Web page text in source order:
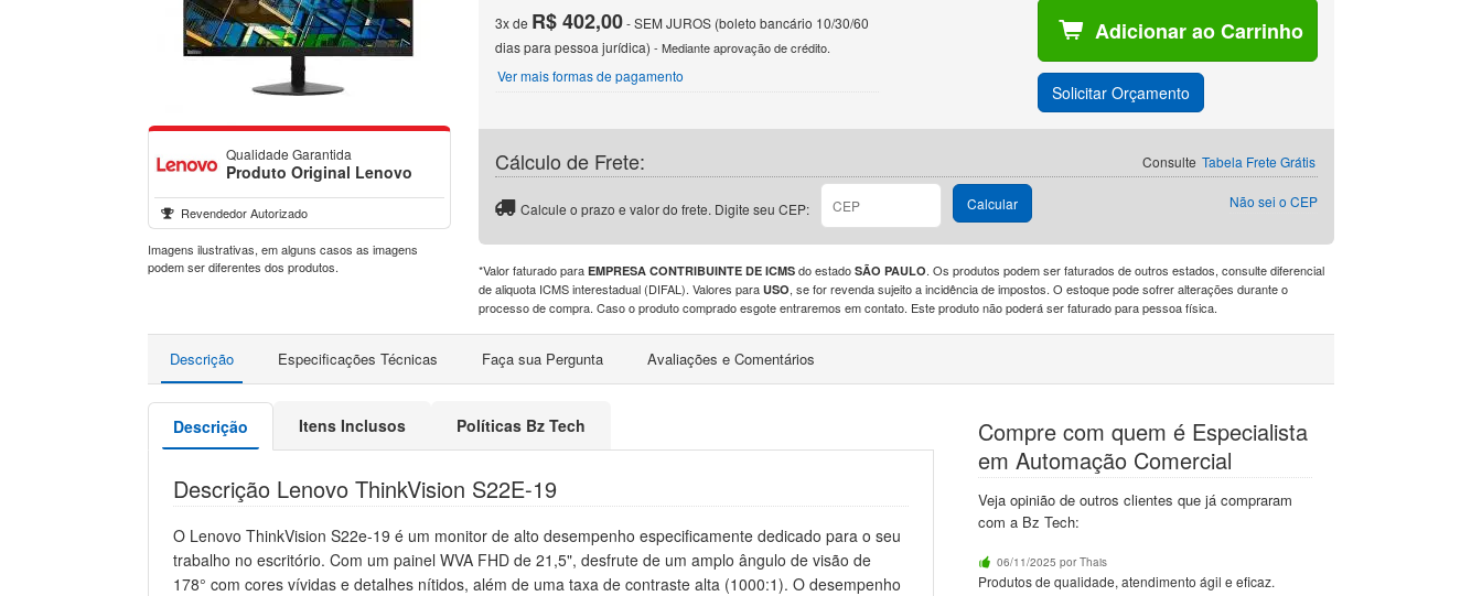
Qualidade Garantida
Produto Original Lenovo
Revendedor Autorizado
Imagens ilustrativas, em alguns casos as imagens
podem ser diferentes dos produtos.
3x de R$ 402,00- SEM JUROS (boleto bancário 10/30/60
dias para pessoa jurídica) - Mediante aprovação de crédito.
Ver mais formas de pagamento
Adicionar ao Carrinho
Solicitar Orçamento
Consulte Tabela Frete Grátis
Cálculo de Frete:
Calcule o prazo e valor do frete. Digite seu CEP: Calcular Não sei o CEP
*Valor faturado paraEMPRESA CONTRIBUINTE DE ICMS do estadoSÃO PAULO. Os produtos podem ser faturados de outros estados, consulte diferencial
de aliquota ICMS interestadual (DIFAL). Valores paraUSO, se for revenda sujeito a incidência de impostos. O estoque pode sofrer alterações durante o
processo de compra. Caso o produto comprado esgote entraremos em contato. Este produto não poderá ser faturado para pessoa física.
Descrição Especificações Técnicas Faça sua Pergunta Avaliações e Comentários
Descrição Itens Inclusos Políticas Bz Tech
Descrição Lenovo ThinkVision S22E-19
O Lenovo ThinkVision S22e-19 é um monitor de alto desempenho especificamente dedicado para o seu
trabalho no escritório. Com um painel WVA FHD de 21,5", desfrute de um amplo ângulo de visão de
178° com cores vívidas e detalhes nítidos, além de uma taxa de contraste alta (1000:1). O desempenho
Compre com quem é Especialista
em Automação Comercial
Veja opinião de outros clientes que já compraram
com a Bz Tech:
06/11/2025 por Thais
Produtos de qualidade, atendimento ágil e eficaz.